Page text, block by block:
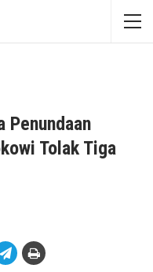
Penundaan
Tolak Tiga